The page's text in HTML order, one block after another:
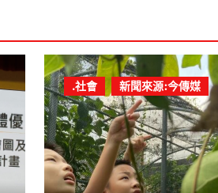
.社會 新聞來源:今傳媒